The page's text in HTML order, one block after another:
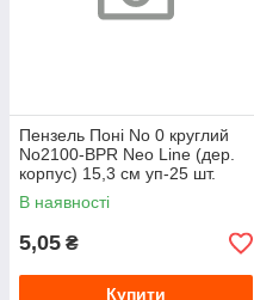
Пензель Поні No 0 круглий
No2100-BPR Neo Line (дер.
корпус) 15,3 см уп-25 шт.
250бл
В наявності
5,05 ₴
Купити